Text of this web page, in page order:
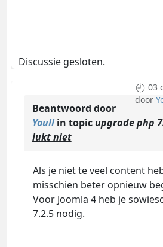
Discussie gesloten.
03
door
Beantwoord door
Youllin topicupgrade php
lukt niet
Als je niet te veel content
misschien beter opnieuw
Voor Joomla 4 heb je
7.2.5 nodig.